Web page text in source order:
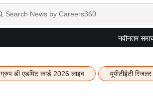
नवीनतम
डी एडमिट कार्ड 2026 लाइव यूपीटीईटी